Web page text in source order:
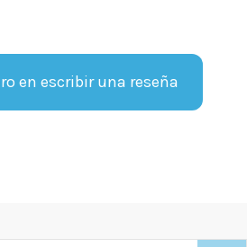
en escribir una reseña